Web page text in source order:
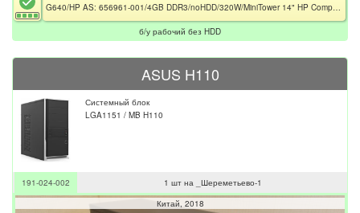
G640/HP AS: 656961-001/4GB DDR3/noHDD/320W/MiniTower 14" HP Compaq Pro 6300
б/у рабочий без HDD
ASUS H110
Системный блок
LGA1151 / MB H110
191-024-002
1 шт на _Шереметьево-1
Китай 2018